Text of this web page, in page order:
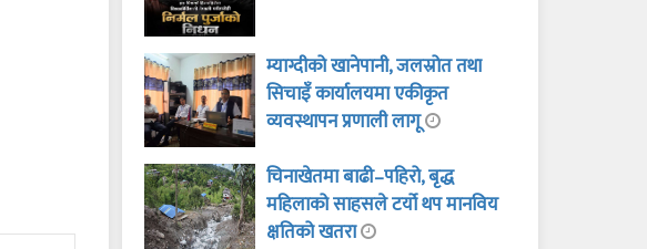
म्याग्दीको खानेपानी, जलस्रोत तथा
सिचाइँ कार्यालयमा एकीकृत
व्यवस्थापन प्रणाली लागू
चिनाखेतमा बाढी–पहिरो, बृद्ध
महिलाको साहसले टर्यो थप मानविय
क्षतिको खतरा